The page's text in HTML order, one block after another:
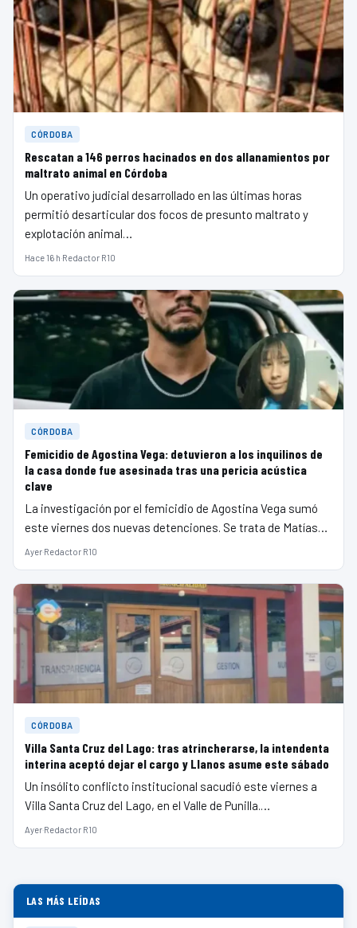
CÓRDOBA
Rescatan a 146 perros hacinados en dos allanamientos por
maltrato animal en Córdoba
Un operativo judicial desarrollado en las últimas horas
permitió desarticular dos focos de presunto maltrato y
explotación animal…
Hace 16 h·Redactor R10
CÓRDOBA
Femicidio de Agostina Vega: detuvieron a los inquilinos de
la casa donde fue asesinada tras una pericia acústica
clave
La investigación por el femicidio de Agostina Vega sumó
este viernes dos nuevas detenciones. Se trata de Matías…
Ayer·Redactor R10
CÓRDOBA
Villa Santa Cruz del Lago: tras atrincherarse, la intendenta
interina aceptó dejar el cargo y Llanos asume este sábado
Un insólito conflicto institucional sacudió este viernes a
Villa Santa Cruz del Lago, en el Valle de Punilla.…
Ayer·Redactor R10
LAS MÁS LEÍDAS